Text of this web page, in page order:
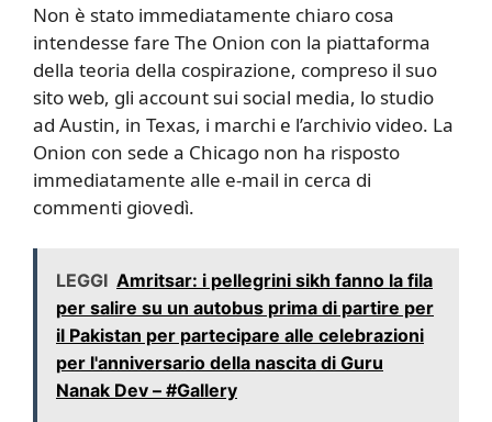
Non è stato immediatamente chiaro cosa
intendesse fare The Onion con la piattaforma
della teoria della cospirazione, compreso il suo
sito web, gli account sui social media, lo studio
ad Austin, in Texas, i marchi e l’archivio video. La
Onion con sede a Chicago non ha risposto
immediatamente alle e-mail in cerca di
commenti giovedì.
LEGGI Amritsar: i pellegrini sikh fanno la fila
per salire su un autobus prima di partire per
il Pakistan per partecipare alle celebrazioni
per l'anniversario della nascita di Guru
Nanak Dev – #Gallery